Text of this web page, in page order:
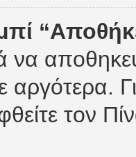
αργότερα.
τον